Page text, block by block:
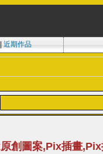
近期作品
創圖案,Pix插畫,Pix